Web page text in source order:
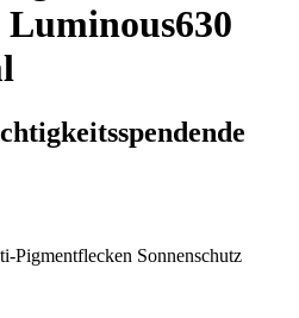
Luminous630
Pigmentflecken Sonnenschutz